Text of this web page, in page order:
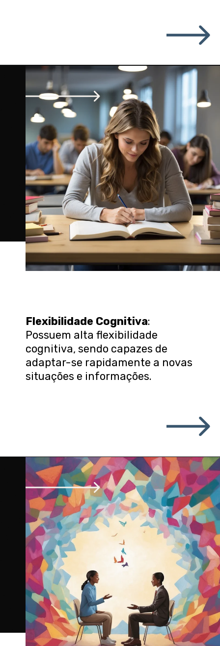
Flexibilidade Cognitiva:
Possuem alta flexibilidade
cognitiva, sendo capazes de
adaptar-se rapidamente a novas
situações e informações.